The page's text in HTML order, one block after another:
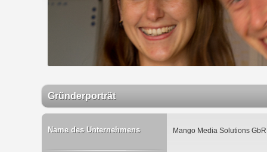
Gründerporträt
Name des Unternehmens Mango Media Solutions GbR